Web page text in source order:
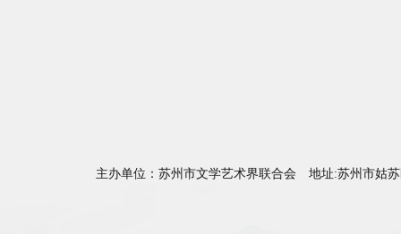
主办单位：苏州市文学艺术界联合会 地址:苏州市姑